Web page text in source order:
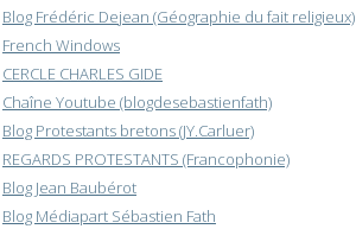
Blog Frédéric Dejean (Géographie du fait religieux)
French Windows
CERCLE CHARLES GIDE
Chaîne Youtube (blogdesebastienfath)
Blog Protestants bretons (JY.Carluer)
REGARDS PROTESTANTS (Francophonie)
Blog Jean Baubérot
Blog Médiapart Sébastien Fath